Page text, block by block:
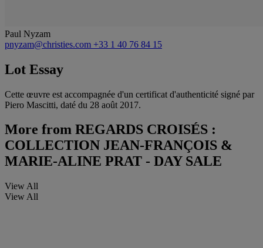
Paul Nyzam
pnyzam@christies.com +33 1 40 76 84 15
Lot Essay
Cette œuvre est accompagnée d'un certificat d'authenticité signé par
Piero Mascitti, daté du 28 août 2017.
More from REGARDS CROISÉS :
COLLECTION JEAN-FRANÇOIS &
MARIE-ALINE PRAT - DAY SALE
View All
View All